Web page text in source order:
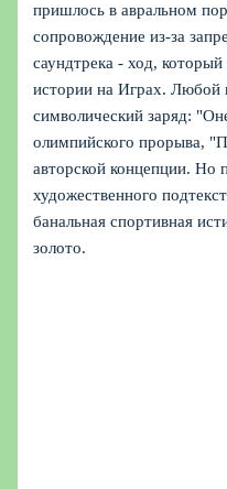
пришлось в авральном
сопровождение из-за
саундтрека - ход, который
истории на Играх. Любой
символический заряд:
олимпийского прорыва,
авторской концепции. Но
художественного
банальная спортивная
золото.